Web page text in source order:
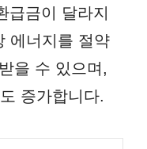
급금이 달라지
에너지를 절약
을 수 있으며,
증가합니다.